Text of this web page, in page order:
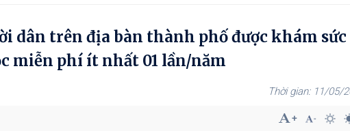
dân trên địa bàn thành phố được khám
miễn phí ít nhất 01 lần/năm
11/05/